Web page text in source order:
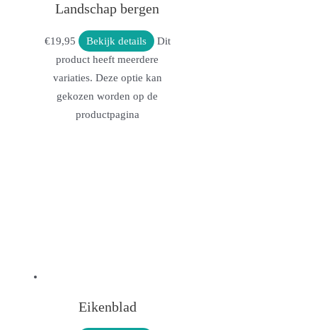
Landschap bergen
€19,95 Bekijk details
Dit
product heeft meerdere
variaties. Deze optie kan
gekozen worden op de
productpagina
Eikenblad